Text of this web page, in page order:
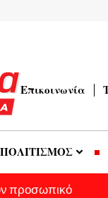
Επικοινωνία
ΠΟΛΙΤΙΣΜΟΣ
προσωπικό